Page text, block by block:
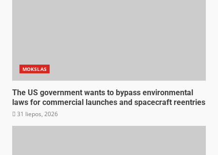
MOKSLAS
The US government wants to bypass environmental
laws for commercial launches and spacecraft reentries
31 liepos, 2026